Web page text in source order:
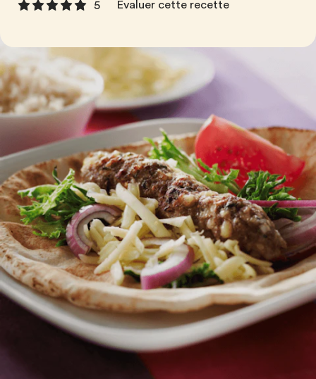
5 Évaluer cette recette